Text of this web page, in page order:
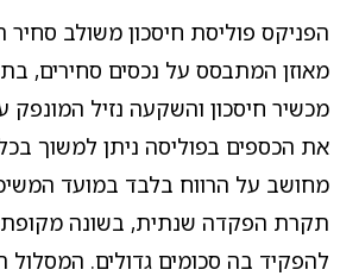
הפניקס פוליסת חיסכון משולב
מאוזן המתבסס על נכסים סחירים,
מכשיר חיסכון והשקעה נזיל המונפק
את הכספים בפוליסה ניתן למשוך
מחושב על הרווח בלבד במועד
תקרת הפקדה שנתית, בשונה מקופת
להפקיד בה סכומים גדולים.